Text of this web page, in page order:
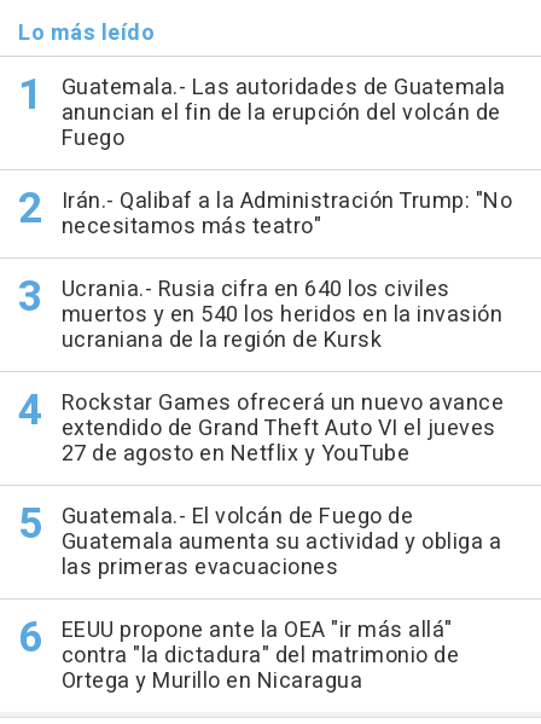
Lo más leído
Guatemala.- Las autoridades de Guatemala
anuncian el fin de la erupción del volcán de
Fuego
Irán.- Qalibaf a la Administración Trump: "No
necesitamos más teatro"
Ucrania.- Rusia cifra en 640 los civiles
muertos y en 540 los heridos en la invasión
ucraniana de la región de Kursk
Rockstar Games ofrecerá un nuevo avance
extendido de Grand Theft Auto VI el jueves
27 de agosto en Netflix y YouTube
Guatemala.- El volcán de Fuego de
Guatemala aumenta su actividad y obliga a
las primeras evacuaciones
EEUU propone ante la OEA "ir más allá"
contra "la dictadura" del matrimonio de
Ortega y Murillo en Nicaragua